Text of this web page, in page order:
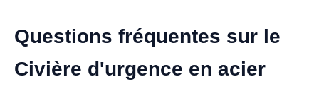
Questions fréquentes sur le
Civière d'urgence en acier